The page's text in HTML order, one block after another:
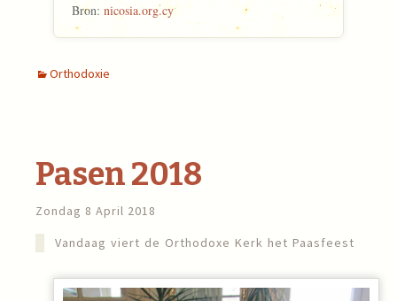
Bron: nicosia.org.cy
Orthodoxie
Pasen 2018
Zondag 8 April 2018
Vandaag viert de Orthodoxe Kerk het Paasfeest